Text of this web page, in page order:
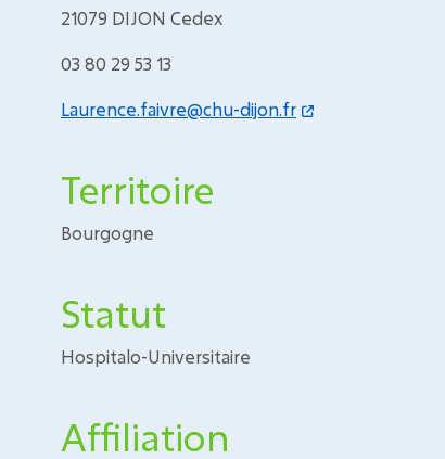
21079 DIJON Cedex
03 80 29 53 13
Laurence.faivre@chu-dijon.fr
Territoire
Bourgogne
Statut
Hospitalo-Universitaire
Affiliation